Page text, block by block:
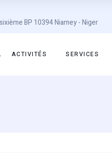
BP 10394 Niamey - Niger
ACTIVITÉS SERVICES